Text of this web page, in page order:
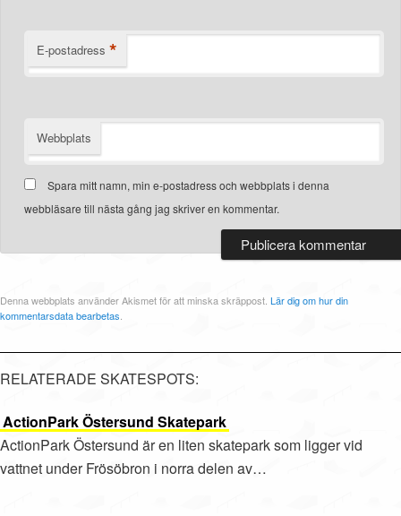
E-postadress *
Webbplats
Spara mitt namn, min e-postadress och webbplats i denna
webbläsare till nästa gång jag skriver en kommentar.
Denna webbplats använder Akismet för att minska skräppost. Lär dig om hur din
kommentarsdata bearbetas
RELATERADE SKATESPOTS:
ActionPark Östersund Skatepark
ActionPark Östersund är en liten skatepark som ligger vid
vattnet under Frösöbron i norra delen av…